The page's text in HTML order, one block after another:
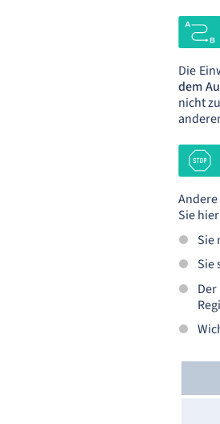
Die
dem
nicht
Sie
Sie
Sie